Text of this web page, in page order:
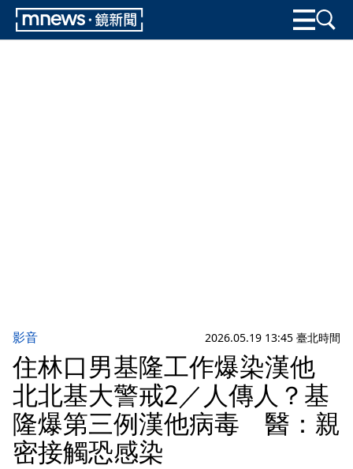
影音 2026.05.19 13:45 臺北時間
住林口男基隆工作爆染漢他
北北基大警戒2／人傳人？基
隆爆第三例漢他病毒 醫：親
密接觸恐感染